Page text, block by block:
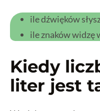
ile dźwięków
ile znaków widzę
Kiedy
liter jest